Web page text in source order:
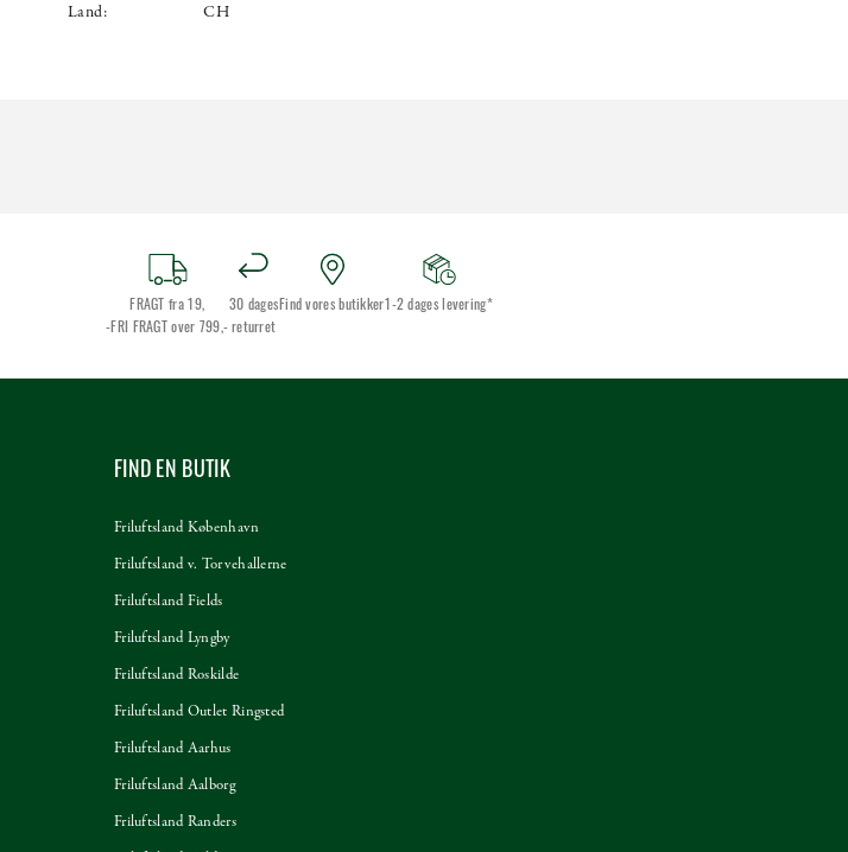
Land:
CH
FRAGT fra 19,
-FRI FRAGT over 799,-
30 dages
returret
Find vores butikker 1-2 dages levering*
FIND EN BUTIK
Friluftsland København
Friluftsland v. Torvehallerne
Friluftsland Fields
Friluftsland Lyngby
Friluftsland Roskilde
Friluftsland Outlet Ringsted
Friluftsland Aarhus
Friluftsland Aalborg
Friluftsland Randers